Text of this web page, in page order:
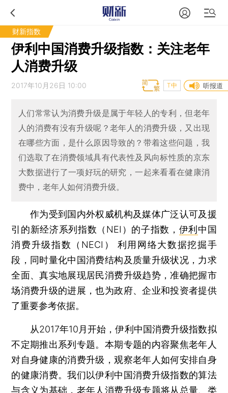
财新指数
伊利中国消费升级指数：关注老年
人消费升级
2017年10月26日 10:00 听报道
T中
人们常常认为消费升级是属于年轻人的专利，但老年
人的消费有没有升级呢？老年人的消费升级，又出现
在哪些方面，是什么原因导致的？带着这些问题，我
们选取了在消费领域具有代表性及风向标性质的京东
大数据进行了一项好玩的研究，一起来看看在健康消
费中，老年人如何消费升级。
作为受到国内外权威机构及媒体广泛认可及援
引的新经济系列指数（NEI）的子指数， 伊利 中国
消费升级指数（NECI） 利用网络大数据挖掘手
段，同时量化中国消费结构及质量升级状况，力求
全面、真实地展现居民消费升级趋势，准确把握市
场消费升级的进展，也为政府、企业和投资者提供
了重要参考依据。
从2017年10月开始，伊利中国消费升级指数拟
不定期推出系列专题。本期专题的内容聚焦老年人
对自身健康的消费升级，观察老年人如何安排自身
的健康消费。我们以伊利中国消费升级指数的算法
与含义为基础，老年人消费升级专题将从总量、类